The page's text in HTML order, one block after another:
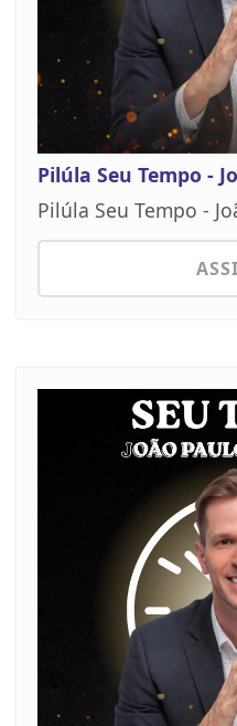
Pilúla Seu Tempo -
Pilúla Seu Tempo -